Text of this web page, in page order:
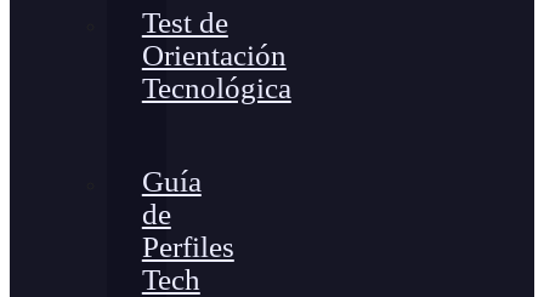
Test de
Orientación
Tecnológica
Guía
de
Perfiles
Tech